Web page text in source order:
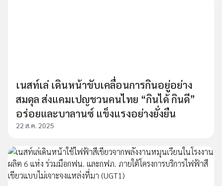
เนสท์เล่ เดินหน้าขับเคลื่อนการกินอยู่อย่าง
สมดุล ส่งแคมเปญชวนคนไทย “กินได้ กินดี”
อร่อยและบาลานซ์ แข็งแรงอย่างยั่งยืน
22 ส.ค. 2025